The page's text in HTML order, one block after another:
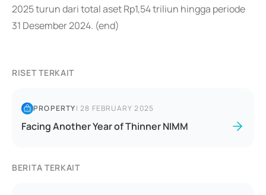
2025 turun dari total aset Rp1,54 triliun hingga periode
31 Desember 2024. (end)
RISET TERKAIT
PROPERTY|28 FEBRUARY 2025
Facing Another Year of Thinner NIMM
BERITA TERKAIT